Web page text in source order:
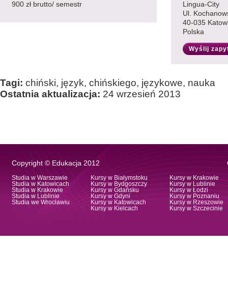
900 zł brutto/ semestr
Lingua-City
Ul.
40-035
Polska
Wyślij
Tagi: chiński, język, chińskiego, językowe, nauka
Ostatnia aktualizacja: 24 wrzesień 2013
Copyright © Edukacja 2012
Studia w Warszawie
Studia w Katowicach
Studia w Krakowie
Studia w Lublinie
Studia we Wrocławiu
Kursy w Białymstoku
Kursy w Bydgoszczy
Kursy w Gdańsku
Kursy w Gdyni
Kursy w Katowicach
Kursy w Kielcach
Kursy w Krakowie
Kursy w Lublinie
Kursy w Łodzi
Kursy w Poznaniu
Kursy w Rzeszowie
Kursy w Szczecinie